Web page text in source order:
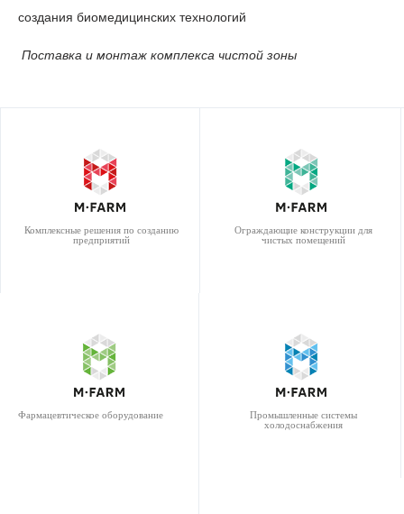
создания биомедицинских технологий
Поставка и монтаж комплекса чистой зоны
Комплексные решения по созданию
предприятий
Ограждающие конструкции для
чистых помещений
Фармацевтическое оборудование
Промышленные системы
холодоснабжения